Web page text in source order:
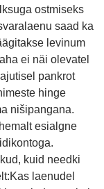
ostmiseks
saad ka
levinum
ei näi olevatel
pankrot
hinge
nišipangana.
esialgne
kuid needki
laenudel